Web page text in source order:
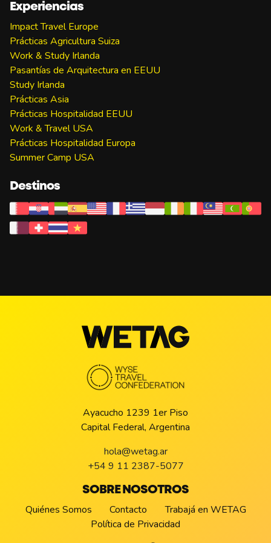
Experiencias
Impact Travel Europe
Prácticas Agricultura Suiza
Work & Study Irlanda
Pasantías de Arquitectura en EEUU
Study Irlanda
Prácticas Asia
Prácticas Hospitalidad EEUU
Work & Travel USA
Prácticas Hospitalidad Europa
Summer Camp USA
Destinos
Ayacucho 1239 1er Piso
Capital Federal, Argentina
hola@wetag.ar
+54 9 11 2387-5077
SOBRE NOSOTROS
Quiénes Somos Contacto
Trabajá en WETAG
Política de Privacidad